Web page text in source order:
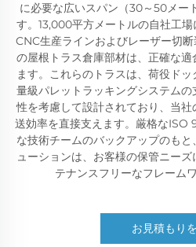
に必要な広いスパン（30～50メー
す。13,000平方メートルの自社工
CNC生産ラインおよびレーザー切
の屋根トラス倉庫部材は、正確な
ます。これらのトラスは、荷役ド
量級パレットラッキングシステム
性を考慮して設計されており、当
送効率を直接支えます。厳格なISO
な技術チームのバックアップのも
ューションは、お客様の保管ニー
テナンスフリーなフレーム
お見積もり